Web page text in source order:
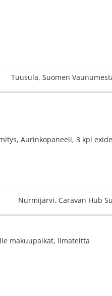
Tuusula, Suomen
Aurinkopaneeli, 3 kpl
Nurmijärvi, Caravan Hub
makuupaikat, Ilmateltta